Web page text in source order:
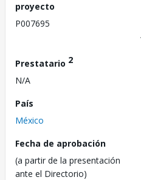
proyecto
P007695
Prestatario 2
N/A
País
México
Fecha de aprobación
(a partir de la presentación
ante el Directorio)